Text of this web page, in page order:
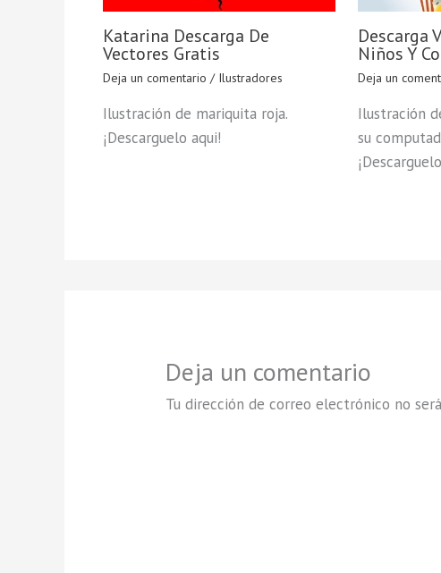
Katarina Descarga De
Vectores Gratis
Deja un comentario / Ilustradores
Ilustración de mariquita roja.
¡Descarguelo aqui!
Descarga
Niños Y
Deja un
Ilustración
su
Deja un comentario
Tu dirección de correo electrónico no